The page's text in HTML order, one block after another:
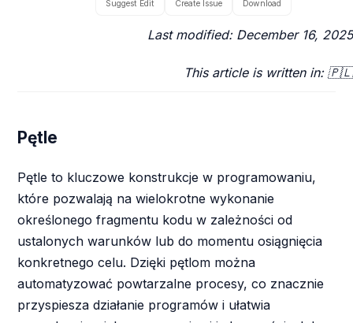
Last modified: December 16, 2025
This article is written in: 🇵🇱
Pętle
Pętle to kluczowe konstrukcje w programowaniu,
które pozwalają na wielokrotne wykonanie
określonego fragmentu kodu w zależności od
ustalonych warunków lub do momentu osiągnięcia
konkretnego celu. Dzięki pętlom można
automatyzować powtarzalne procesy, co znacznie
przyspiesza działanie programów i ułatwia